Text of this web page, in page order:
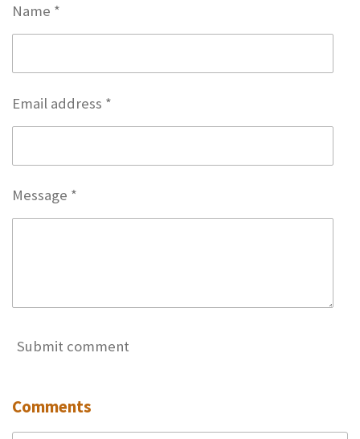
y
i
Name *
Email address *
Message *
Submit comment
Comments